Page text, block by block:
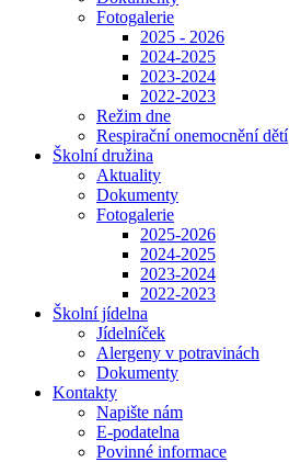
Fotogalerie
2025 - 2026
2024-2025
2023-2024
2022-2023
Režim dne
Respirační onemocnění dětí
Školní družina
Aktuality
Dokumenty
Fotogalerie
2025-2026
2024-2025
2023-2024
2022-2023
Školní jídelna
Jídelníček
Alergeny v potravinách
Dokumenty
Kontakty
Napište nám
E-podatelna
Povinné informace